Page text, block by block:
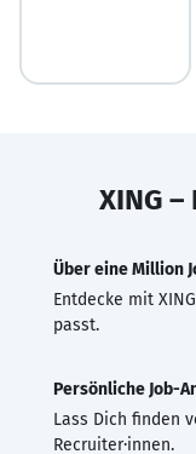
XING
Über eine Million
Entdecke mit
passt.
Persönliche Job-
Lass Dich finden
Recruiter·innen.